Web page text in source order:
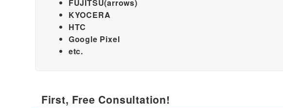
FUJITSU(arrows)
KYOCERA
HTC
Google Pixel
etc.
First, Free Consultation!